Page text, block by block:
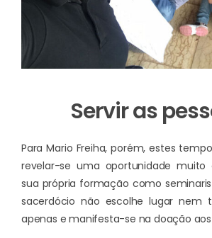
Servir as
Para Mario Freiha, porém, estes
revelar-se uma oportunidade
sua própria formação como
sacerdócio não escolhe lugar nem
apenas e manifesta-se na doação